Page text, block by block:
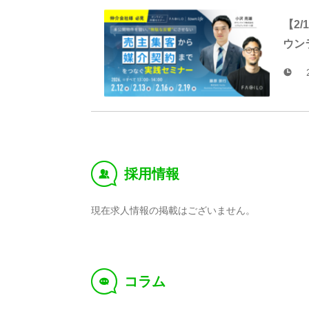
【
ウン
‰ 採用情報
現在求人情報の掲載はございません。
f コラム